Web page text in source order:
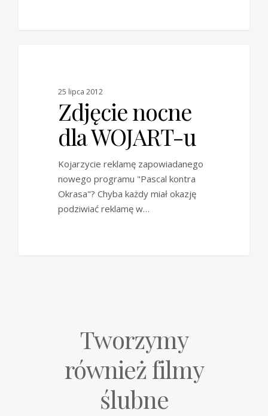
25 lipca 2012
Zdjęcie nocne
dla WOJART-u
Kojarzycie reklamę zapowiadanego
nowego programu "Pascal kontra
Okrasa"? Chyba każdy miał okazję
podziwiać reklamę w…
Tworzymy
również filmy
ślubne